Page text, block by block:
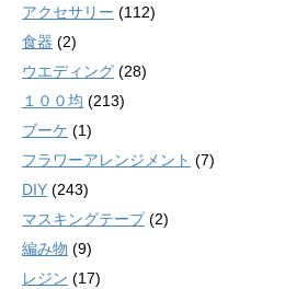
アクセサリー (112)
食器 (2)
ウエディング (28)
１００均 (213)
ブーケ (1)
フラワーアレンジメント (7)
DIY (243)
マスキングテープ(2)
編み物 (9)
レジン (17)